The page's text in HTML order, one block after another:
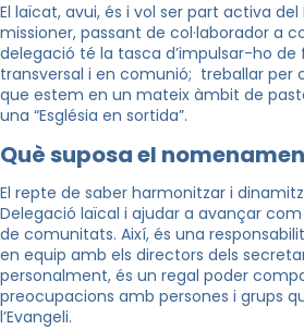
El laïcat, avui, és i vol ser part activa del
missioner, passant de col·laborador a
delegació té la tasca d’impulsar-ho
transversal i en comunió; treballar per
que estem en un mateix àmbit de
una “Església en sortida”.
Què suposa el
El repte de saber harmonitzar i
Delegació laïcal i ajudar a avançar
de comunitats. Així, és una
en equip amb els directors dels
personalment, és un regal poder
preocupacions amb persones i grups
l’Evangeli.